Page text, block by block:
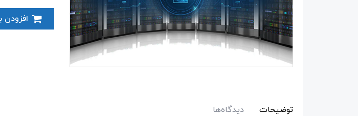
توضیحات دیدگاه‌ها